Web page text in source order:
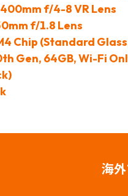
f/4-8 VR Lens
f/1.8 Lens
Chip (Standard
Gen, 64GB, Wi-Fi
海